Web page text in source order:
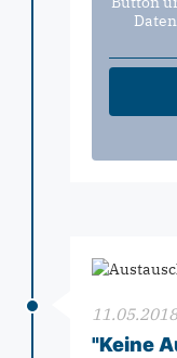
11.05.2018
"Keine